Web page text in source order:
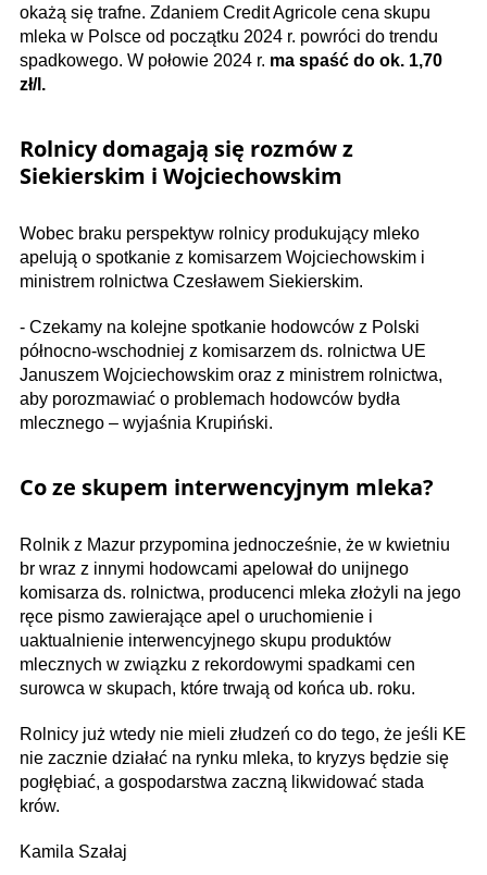
okażą się trafne. Zdaniem Credit Agricole cena skupu
mleka w Polsce od początku 2024 r. powróci do trendu
spadkowego. W połowie 2024 r. ma spaść do ok. 1,70
zł/l.
Rolnicy domagają się rozmów z
Siekierskim i Wojciechowskim
Wobec braku perspektyw rolnicy produkujący mleko
apelują o spotkanie z komisarzem Wojciechowskim i
ministrem rolnictwa Czesławem Siekierskim.
- Czekamy na kolejne spotkanie hodowców z Polski
północno-wschodniej z komisarzem ds. rolnictwa UE
Januszem Wojciechowskim oraz z ministrem rolnictwa,
aby porozmawiać o problemach hodowców bydła
mlecznego – wyjaśnia Krupiński.
Co ze skupem interwencyjnym mleka?
Rolnik z Mazur przypomina jednocześnie, że w kwietniu
br wraz z innymi hodowcami apelował do unijnego
komisarza ds. rolnictwa, producenci mleka złożyli na jego
ręce pismo zawierające apel o uruchomienie i
uaktualnienie interwencyjnego skupu produktów
mlecznych w związku z rekordowymi spadkami cen
surowca w skupach, które trwają od końca ub. roku.
Rolnicy już wtedy nie mieli złudzeń co do tego, że jeśli KE
nie zacznie działać na rynku mleka, to kryzys będzie się
pogłębiać, a gospodarstwa zaczną likwidować stada
krów.
Kamila Szałaj